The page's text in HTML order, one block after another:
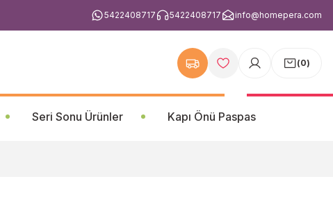
5422408717 5422408717 info@homepera.com
(0)
Seri Sonu Ürünler Kapı Önü Paspas